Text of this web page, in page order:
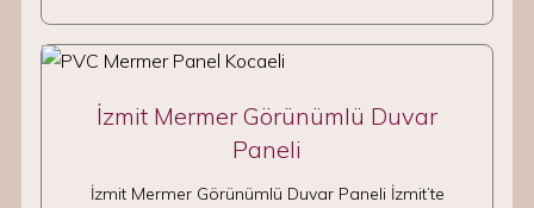
İzmit Mermer Görünümlü Duvar
Paneli
İzmit Mermer Görünümlü Duvar Paneli İzmit’te